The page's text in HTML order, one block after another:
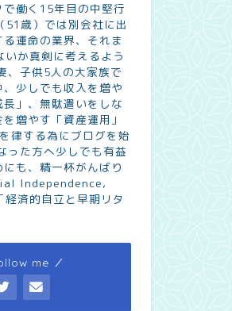
で働く15年目の中堅行
51歳）では別会社に出
運命の業界、それま
か真剣に考えるよう
、子供5人の大家族で
少しでも収入を増や
」、無駄遣いをしな
増やす「資産運用」
律する為にブログを始
った方へ少しでも有益
も、精一杯がんばり
Independence,
済的自立と早期リタ
me ／